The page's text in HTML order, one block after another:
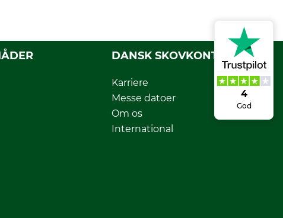
4
God
DANSK SKOVKONTOR
Karriere
Messe datoer
Om os
International